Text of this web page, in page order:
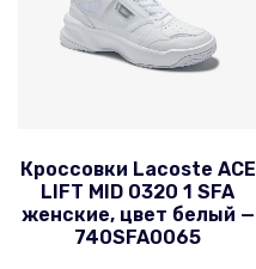
Кроссовки Lacoste ACE
LIFT MID 0320 1 SFA
женские, цвет белый —
740SFA0065